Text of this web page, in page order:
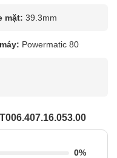
mặt: 39.3mm
Powermatic 80
0%